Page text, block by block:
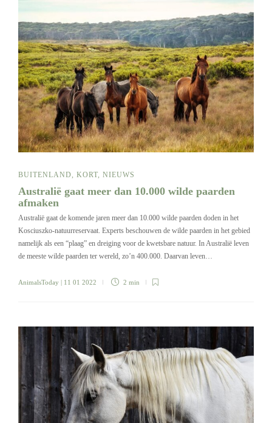
BUITENLAND KORT NIEUWS
Australië gaat meer dan 10.000 wilde paarden
afmaken
Australië gaat de komende jaren meer dan 10.000 wilde paarden doden in het
Kosciuszko-natuurreservaat. Experts beschouwen de wilde paarden in het gebied
namelijk als een “plaag” en dreiging voor de kwetsbare natuur. In Australië leven
de meeste wilde paarden ter wereld, zo’n 400.000. Daarvan leven…
AnimalsToday | 11 01 2022 2 min